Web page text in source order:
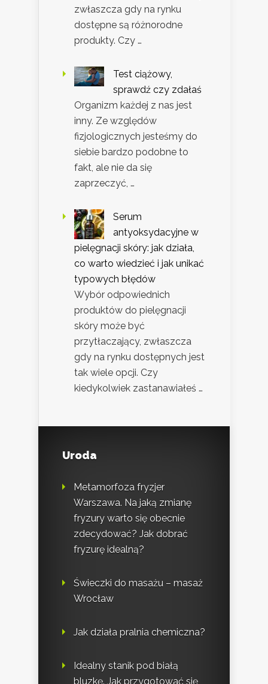
zwłaszcza gdy na rynku
dostępne są różnorodne
produkty. Czy …
Test ciążowy,
sprawdź czy zdałaś
Organizm każdej z nas jest
inny. Ze względów
fizjologicznych jesteśmy do
siebie bardzo podobne to
fakt, ale nie da się
zaprzeczyć, …
Serum
antyoksydacyjne w
pielęgnacji skóry: jak działa,
co warto wiedzieć i jak unikać
typowych błędów
Wybór odpowiednich
produktów do pielęgnacji
skóry może być
przytłaczający, zwłaszcza
gdy na rynku dostępnych jest
tak wiele opcji. Czy
kiedykolwiek zastanawiałeś …
Uroda
Metamorfoza fryzjer
Warszawa. Na jaką zmianę
fryzury warto się obecnie
zdecydować? Jak dobrać
fryzurę idealną?
Świeczki do masażu – masaż
Wrocław
Jak działa pralnia chemiczna?
Idealny stanik pod białą
bluzkę. Jak przygotować się